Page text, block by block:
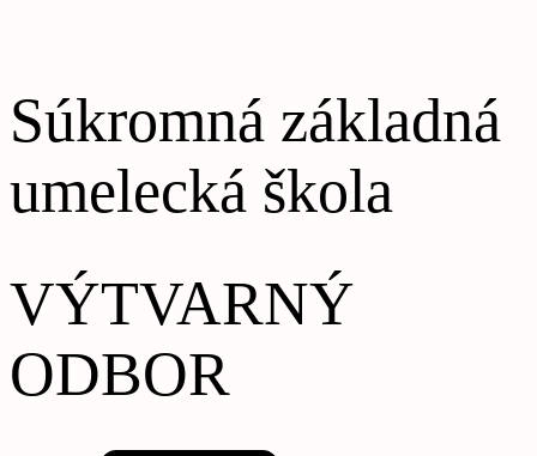
Súkromná základná
umelecká škola
VÝTVARNÝ
ODBOR